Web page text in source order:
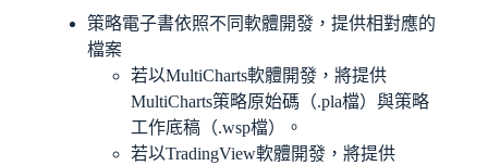
策略電子書依照不同軟體開發，提供相對應的
檔案
若以MultiCharts軟體開發，將提供
MultiCharts策略原始碼（.pla檔）與策略
工作底稿（.wsp檔）。
若以TradingView軟體開發，將提供